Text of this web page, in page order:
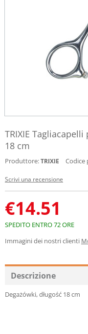
TRIXIE
18 cm
Produttore:TRIXIE
Scrivi una recensione
€14.51
SPEDITO ENTRO 72 ORE
Immagini dei nostri clienti
Descrizione
Degażówki, długość 18 cm